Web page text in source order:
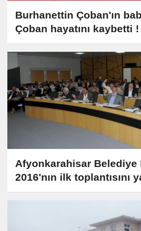
Burhanettin Çoban'ın
Çoban hayatını kaybetti !
Afyonkarahisar Belediye
2016'nın ilk toplantısını